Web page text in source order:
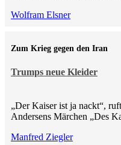
Wolfram Elsner
Trumps neue Kleider
Zum Krieg gegen den Iran
„Der Kaiser ist ja nackt“,
Andersens Märchen „Des
Manfred Ziegler